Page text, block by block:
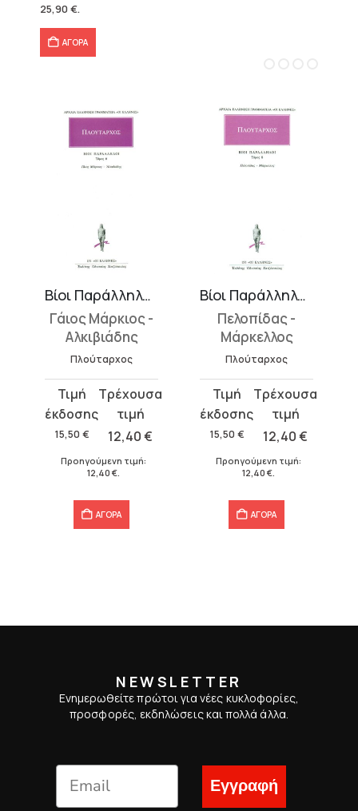
25,90€.
ΑΓΟΡΑ
Βίοι Παράλληλοι 6
Γάιος Μάρκιος -
Αλκιβιάδης
Πλούταρχος
15,50 €
Original
price
was:
12,40€
τρέχουσα
τιμή
12,40 €.
Προηγούμενη τιμή:
12,40 €
ΑΓΟΡΑ
Βίοι Παράλληλοι 8
Πελοπίδας -
Μάρκελλος
Πλούταρχος
15,50 €
Original
price
was:
12,40€
τρέχουσα
τιμή
12,40 €.
Προηγούμενη τιμή:
12,40 €
ΑΓΟΡΑ
NEWSLETTER
Ενημερωθείτε πρώτοι για νέες κυκλοφορίες,
προσφορές, εκδηλώσεις και πολλά άλλα.
Εγγραφή